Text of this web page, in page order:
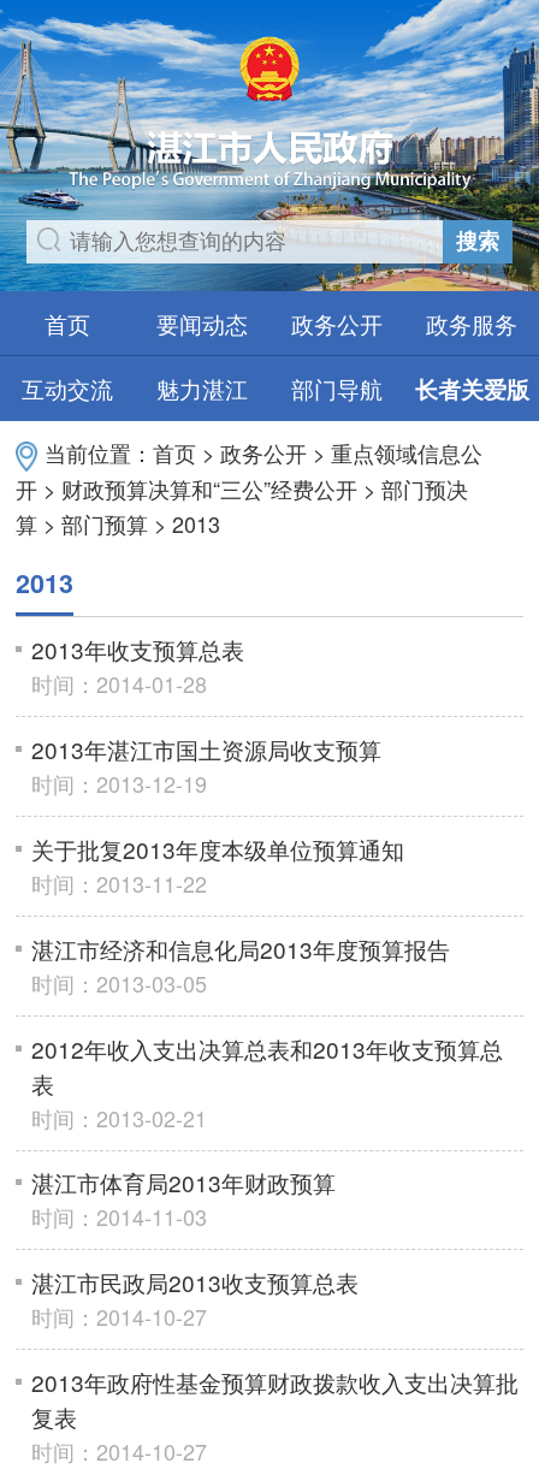
搜索
首页 要闻动态 政务公开
政务服务
互动交流
魅力湛江 部门导航 长者关爱版
当前位置：首页 >政务公开 >重点领域信息公
开 > 财政预算决算和“三公”经费公开 >部门预决
算 >部门预算 >2013
2013
2013年收支预算总表
时间：2014-01-28
2013年湛江市国土资源局收支预算
时间：2013-12-19
关于批复2013年度本级单位预算通知
时间：2013-11-22
湛江市经济和信息化局2013年度预算报告
时间：2013-03-05
2012年收入支出决算总表和2013年收支预算总
表
时间：2013-02-21
湛江市体育局2013年财政预算
时间：2014-11-03
湛江市民政局2013收支预算总表
时间：2014-10-27
2013年政府性基金预算财政拨款收入支出决算批
复表
时间：2014-10-27